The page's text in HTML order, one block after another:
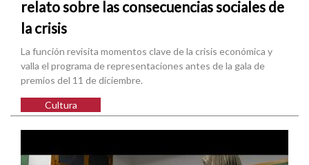
relato sobre las consecuencias sociales de
la crisis
La función revisita momentos clave de la crisis económica y
valla el programa de representaciones antes de la gala de
premios del 11 de diciembre.
Cultura